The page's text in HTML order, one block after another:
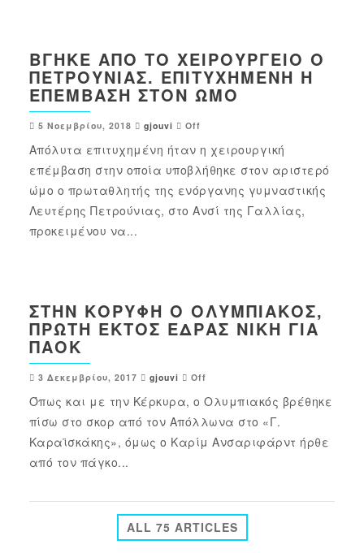
ΒΓΉΚΕ ΑΠΌ ΤΟ ΧΕΙΡΟΥΡΓΕΊΟ Ο
ΠΕΤΡΟΎΝΙΑΣ. ΕΠΙΤΥΧΗΜΈΝΗ Η
ΕΠΈΜΒΑΣΗ ΣΤΟΝ ΏΜΟ
5 Νοεμβρίου, 2018 gjouvi Off
Απόλυτα επιτυχημένη ήταν η χειρουργική
επέμβαση στην οποία υποβλήθηκε στον αριστερό
ώμο ο πρωταθλητής της ενόργανης γυμναστικής
Λευτέρης Πετρούνιας, στο Ανσί της Γαλλίας,
προκειμένου να...
ΣΤΗΝ ΚΟΡΥΦΉ Ο ΟΛΥΜΠΙΑΚΌΣ,
ΠΡΏΤΗ ΕΚΤΌΣ ΈΔΡΑΣ ΝΊΚΗ ΓΙΑ
ΠΑΟΚ
3 Δεκεμβρίου, 2017 gjouvi Off
Όπως και με την Κέρκυρα, ο Ολυμπιακός βρέθηκε
πίσω στο σκορ από τον Απόλλωνα στο «Γ.
Καραϊσκάκης», όμως ο Καρίμ Ανσαριφάρντ ήρθε
από τον πάγκο...
ALL 75 ARTICLES